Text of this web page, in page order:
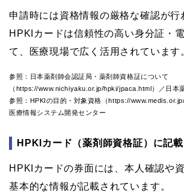
申請時には資格情報の厳格な確認が行
HPKIカードは信頼性の高い身分証・
て、医療現場で広く活用されています
参照：日本薬剤師会認証局・薬剤師資格証について
（https://www.nichiyaku.or.jp/hpki/jpaca.html）／日本
参照：HPKIの目的・対象資格（https://
医療情報システム開発センター
HPKIカード（薬剤師資格証）に記
HPKIカードの券面には、本人確認や
基本的な情報が記載されています。